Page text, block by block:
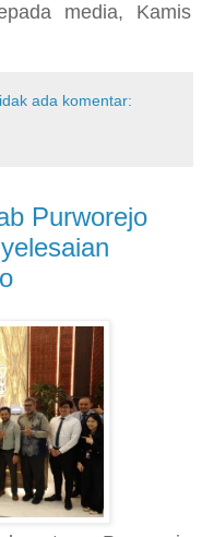
media, Kamis
ada komentar:
Purworejo